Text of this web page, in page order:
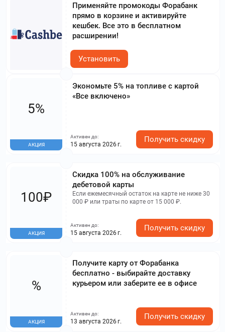
Применяйте промокоды Форабанк
прямо в корзине и активируйте
кешбек. Все это в бесплатном
расширении!
Установить
Экономьте 5% на топливе с картой
«Все включено»
5%
АКЦИЯ
Активен до:
15 августа 2026 г.
Получить скидку
Скидка 100% на обслуживание
дебетовой карты
Если ежемесячный остаток на карте не ниже 30
000 ₽ или траты по карте от 15 000 ₽.
100₽
АКЦИЯ
Активен до:
15 августа 2026 г.
Получить скидку
Получите карту от Форабанка
бесплатно - выбирайте доставку
курьером или заберите ее в офисе
%
АКЦИЯ
Активен до:
13 августа 2026 г.
Получить скидку